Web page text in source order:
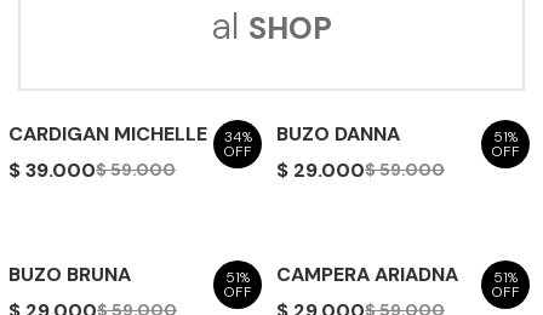
al SHOP
34%
OFF
CARDIGAN MICHELLE
$ 39.000$ 59.000
51%
OFF
BUZO DANNA
$ 29.000$ 59.000
51%
OFF
BUZO BRUNA
51%
OFF
CAMPERA ARIADNA